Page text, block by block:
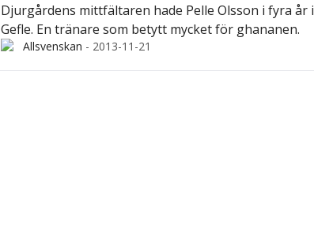
Djurgårdens mittfältaren hade Pelle Olsson i fyra år i
Gefle. En tränare som betytt mycket för ghananen.
Allsvenskan - 2013-11-21